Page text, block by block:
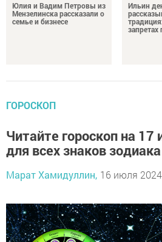
Юлия и Вадим Петровы из
Мензелинска рассказали о
семье и бизнесе
Ильин
запретах
ГОРОСКОП
Читайте гороскоп на
для всех знаков зодиака
Марат Хамидуллин, 16 июля